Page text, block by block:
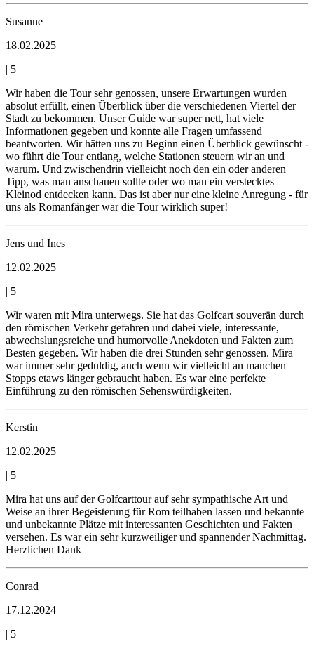
Susanne
18.02.2025
| 5
Wir haben die Tour sehr genossen, unsere Erwartungen wurden
absolut erfüllt, einen Überblick über die verschiedenen Viertel der
Stadt zu bekommen. Unser Guide war super nett, hat viele
Informationen gegeben und konnte alle Fragen umfassend
beantworten. Wir hätten uns zu Beginn einen Überblick gewünscht -
wo führt die Tour entlang, welche Stationen steuern wir an und
warum. Und zwischendrin vielleicht noch den ein oder anderen
Tipp, was man anschauen sollte oder wo man ein verstecktes
Kleinod entdecken kann. Das ist aber nur eine kleine Anregung - für
uns als Romanfänger war die Tour wirklich super!
Jens und Ines
12.02.2025
| 5
Wir waren mit Mira unterwegs. Sie hat das Golfcart souverän durch
den römischen Verkehr gefahren und dabei viele, interessante,
abwechslungsreiche und humorvolle Anekdoten und Fakten zum
Besten gegeben. Wir haben die drei Stunden sehr genossen. Mira
war immer sehr geduldig, auch wenn wir vielleicht an manchen
Stopps etaws länger gebraucht haben. Es war eine perfekte
Einführung zu den römischen Sehenswürdigkeiten.
Kerstin
12.02.2025
| 5
Mira hat uns auf der Golfcarttour auf sehr sympathische Art und
Weise an ihrer Begeisterung für Rom teilhaben lassen und bekannte
und unbekannte Plätze mit interessanten Geschichten und Fakten
versehen. Es war ein sehr kurzweiliger und spannender Nachmittag.
Herzlichen Dank
Conrad
17.12.2024
| 5